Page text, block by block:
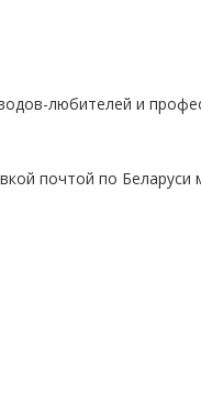
любителей и
почтой по